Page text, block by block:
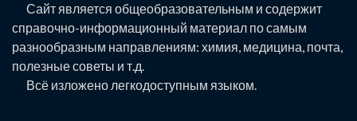
Сайт является общеобразовательным и содержит
справочно-информационный материал по самым
разнообразным направлениям: химия, медицина, почта,
полезные советы и т.д.
Всё изложено легкодоступным языком.